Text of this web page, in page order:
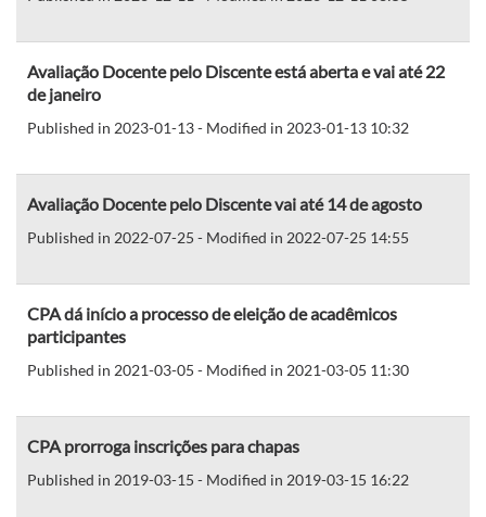
Avaliação Docente pelo Discente está aberta e vai até 22
de janeiro
Published in 2023-01-13 - Modified in 2023-01-13 10:32
Avaliação Docente pelo Discente vai até 14 de agosto
Published in 2022-07-25 - Modified in 2022-07-25 14:55
CPA dá início a processo de eleição de acadêmicos
participantes
Published in 2021-03-05 - Modified in 2021-03-05 11:30
CPA prorroga inscrições para chapas
Published in 2019-03-15 - Modified in 2019-03-15 16:22